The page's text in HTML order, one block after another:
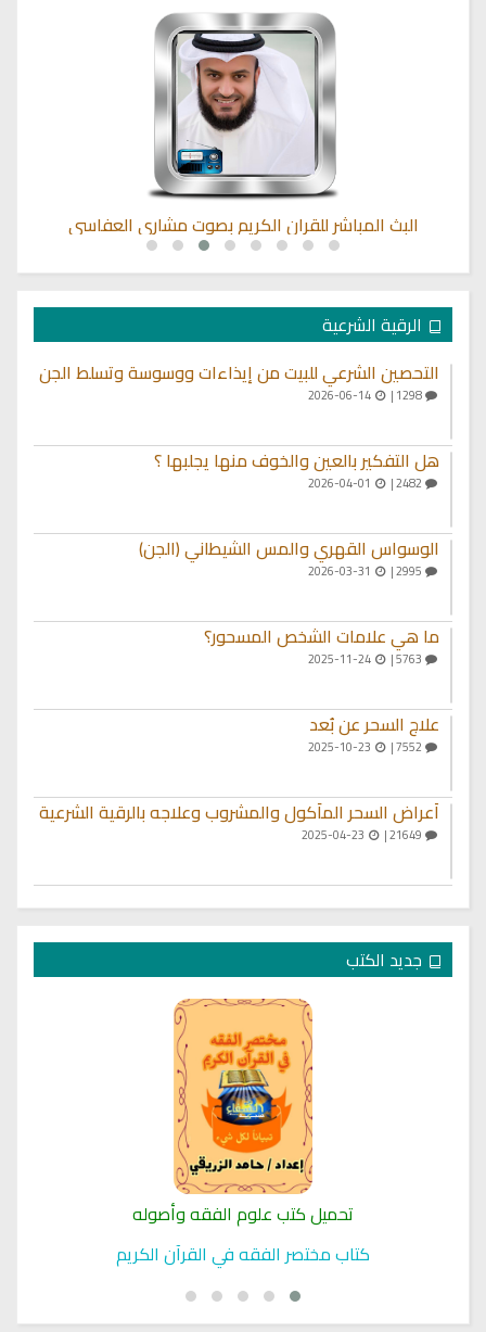
البث المباشر للقران الكريم بصوت مشاري العفاسي
الرقية الشرعية
التحصين الشرعي للبيت من إيذاءات ووسوسة وتسلط الجن
1298 |
2026-06-14
هل التفكير بالعين والخوف منها يجلبها ؟
الوسواس القهري والمس الشيطاني (الجن)
ما هي علامات الشخص المسحور؟
2025-11-24
علاج السحر عن بُعد
أعراض السحر المأكول والمشروب وعلاجه بالرقية الشرعية
جديد الكتب
تحميل كتب علوم الفقه وأصوله
كتاب مختصر الفقه في القرآن الكريم